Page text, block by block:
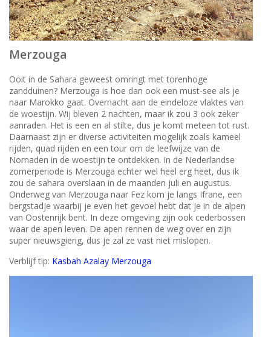
Merzouga
Ooit in de Sahara geweest omringt met torenhoge
zandduinen? Merzouga is hoe dan ook een must-see als je
naar Marokko gaat. Overnacht aan de eindeloze vlaktes van
de woestijn. Wij bleven 2 nachten, maar ik zou 3 ook zeker
aanraden. Het is een en al stilte, dus je komt meteen tot rust.
Daarnaast zijn er diverse activiteiten mogelijk zoals kameel
rijden, quad rijden en een tour om de leefwijze van de
Nomaden in de woestijn te ontdekken. In de Nederlandse
zomerperiode is Merzouga echter wel heel erg heet, dus ik
zou de sahara overslaan in de maanden juli en augustus.
Onderweg van Merzouga naar Fez kom je langs Ifrane, een
bergstadje waarbij je even het gevoel hebt dat je in de alpen
van Oostenrijk bent. In deze omgeving zijn ook cederbossen
waar de apen leven. De apen rennen de weg over en zijn
super nieuwsgierig, dus je zal ze vast niet mislopen.
Verblijf tip: Kasbah Azalay Merzouga